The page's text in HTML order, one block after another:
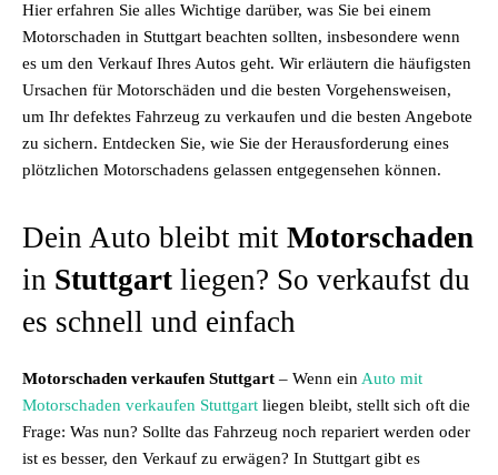
Hier erfahren Sie alles Wichtige darüber, was Sie bei einem
Motorschaden in Stuttgart beachten sollten, insbesondere wenn
es um den Verkauf Ihres Autos geht. Wir erläutern die häufigsten
Ursachen für Motorschäden und die besten Vorgehensweisen,
um Ihr defektes Fahrzeug zu verkaufen und die besten Angebote
zu sichern. Entdecken Sie, wie Sie der Herausforderung eines
plötzlichen Motorschadens gelassen entgegensehen können.
Dein Auto bleibt mit Motorschaden
in Stuttgart liegen? So verkaufst du
es schnell und einfach
Motorschaden verkaufen Stuttgart – Wenn ein Auto mit
Motorschaden verkaufen Stuttgart liegen bleibt, stellt sich oft die
Frage: Was nun? Sollte das Fahrzeug noch repariert werden oder
ist es besser, den Verkauf zu erwägen? In Stuttgart gibt es